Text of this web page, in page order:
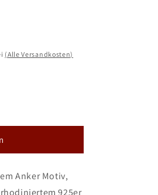
(Alle Versandkosten)
Anker Motiv,
925er